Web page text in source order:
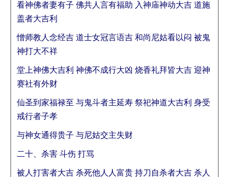
看神佛者妻有子 佛共人言有福助 入神庙神动大吉 道施
盖者大吉利
憎师教人念经吉 道士女冠言语吉 和尚尼姑看以闷 被鬼
神打大不祥
堂上神佛大吉利 神佛不成行大凶 烧香礼拜皆大吉 迎神
赛社有外财
仙圣到家福禄至 与鬼斗者主延寿 祭祀神道大吉利 身受
戒行者子孝
与神女通得贵子 与尼姑交主失财
二十、杀害 斗伤 打骂
被人打害者大吉 杀死他人人富贵 持刀自杀者大吉 杀人